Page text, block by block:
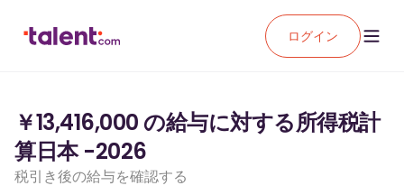
ログイン
￥13,416,000 の給与に対する所得税計
算日本 -2026
税引き後の給与を確認する